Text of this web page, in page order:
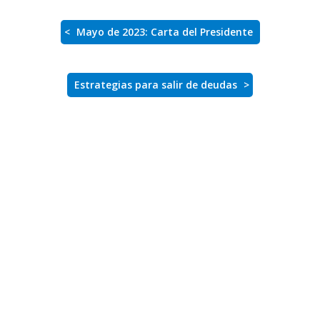
< Mayo de 2023: Carta del Presidente
Estrategias para salir de deudas >